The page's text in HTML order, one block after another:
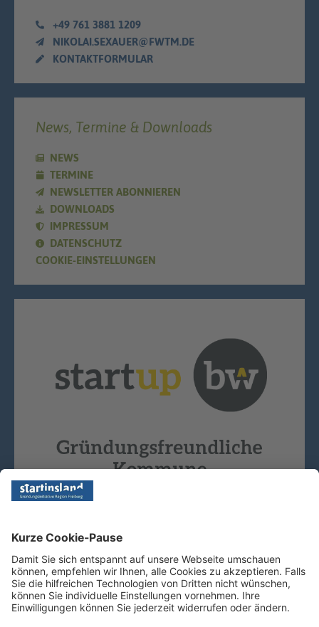
+49 761 3881 1209
NIKOLAI.SEXAUER@FWTM.DE
KONTAKTFORMULAR
News, Termine & Downloads
NEWS
TERMINE
NEWSLETTER ABONNIEREN
DOWNLOADS
IMPRESSUM
DATENSCHUTZ
COOKIE-EINSTELLUNGEN
Copyright © 2026 - Startinsland. Alle Rechte vorbehalten